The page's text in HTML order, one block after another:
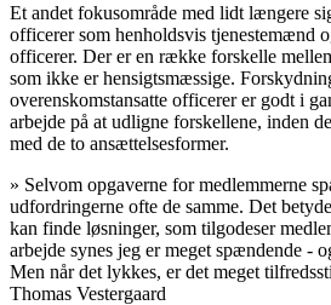
Et andet fokusområde med lidt længere
officerer som henholdsvis tjenestemænd
officerer. Der er en række forskelle
som ikke er hensigtsmæssige.
overenskomstansatte officerer er godt i
arbejde på at udligne forskellene, inden
med de to ansættelsesformer.
» Selvom opgaverne for medlemmerne
udfordringerne ofte de samme. Det
kan finde løsninger, som tilgodeser
arbejde synes jeg er meget spændende -
Men når det lykkes, er det meget
Thomas Vestergaard